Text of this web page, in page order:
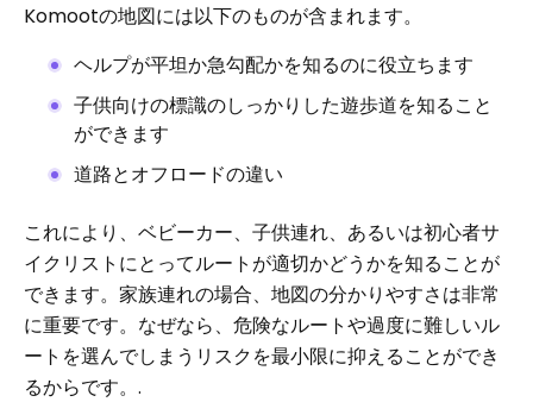
Komootの地図には以下のものが含まれます。
ヘルプが平坦か急勾配かを知るのに役立ちます
子供向けの標識のしっかりした遊歩道を知ること
ができます
道路とオフロードの違い
これにより、ベビーカー、子供連れ、あるいは初心者サ
イクリストにとってルートが適切かどうかを知ることが
できます。家族連れの場合、地図の分かりやすさは非常
に重要です。なぜなら、危険なルートや過度に難しいル
ートを選んでしまうリスクを最小限に抑えることができ
るからです。.